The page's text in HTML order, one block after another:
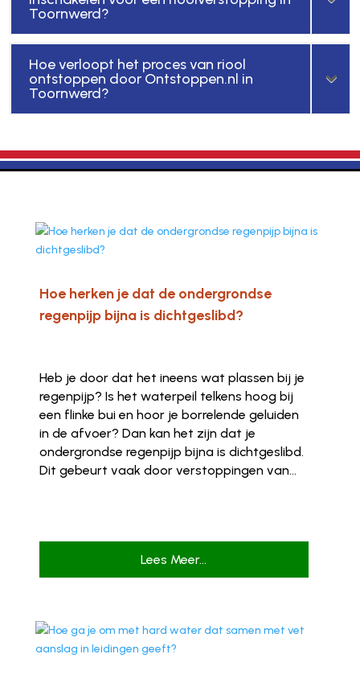
Toornwerd?
Hoe verloopt het proces van riool
ontstoppen door Ontstoppen.nl in
Toornwerd?
Hoe herken je dat de ondergrondse
regenpijp bijna is dichtgeslibd?
Heb je door dat het ineens wat plassen bij je
regenpijp? Is het waterpeil telkens hoog bij
een flinke bui en hoor je borrelende geluiden
in de afvoer? Dan kan het zijn dat je
ondergrondse regenpijp bijna is dichtgeslibd.
Dit gebeurt vaak door verstoppingen van...
Lees Meer...